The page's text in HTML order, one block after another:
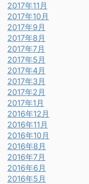
2017年11月
2017年10月
2017年9月
2017年8月
2017年7月
2017年5月
2017年4月
2017年3月
2017年2月
2017年1月
2016年12月
2016年11月
2016年10月
2016年8月
2016年7月
2016年6月
2016年5月